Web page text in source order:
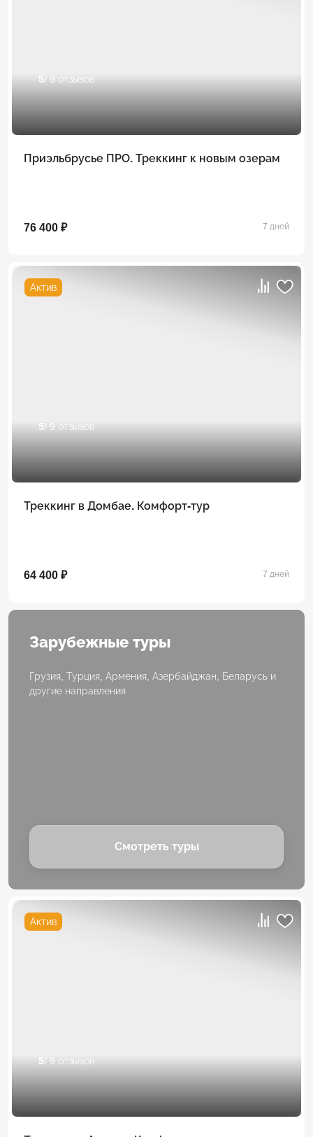
5/ 9 отзывов
Приэльбрусье ПРО. Треккинг к новым озерам
76 400 ₽ 7 дней
Актив
5/ 9 отзывов
Треккинг в Домбае. Комфорт-тур
64 400 ₽ 7 дней
Зарубежные туры
Грузия, Турция, Армения, Азербайджан, Беларусь и
другие направления
Смотреть туры
Актив
5/ 9 отзывов